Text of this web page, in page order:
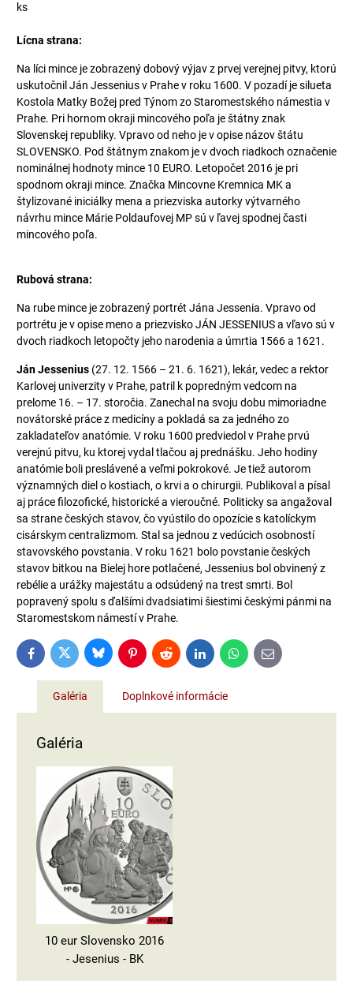
ks
Lícna strana:
Na líci mince je zobrazený dobový výjav z prvej verejnej pitvy, ktorú
uskutočnil Ján Jessenius v Prahe v roku 1600. V pozadí je silueta
Kostola Matky Božej pred Týnom zo Staromestského námestia v
Prahe. Pri hornom okraji mincového poľa je štátny znak
Slovenskej republiky. Vpravo od neho je v opise názov štátu
SLOVENSKO. Pod štátnym znakom je v dvoch riadkoch označenie
nominálnej hodnoty mince 10 EURO. Letopočet 2016 je pri
spodnom okraji mince. Značka Mincovne Kremnica MK a
štylizované iniciálky mena a priezviska autorky výtvarného
návrhu mince Márie Poldaufovej MP sú v ľavej spodnej časti
mincového poľa.
Rubová strana:
Na rube mince je zobrazený portrét Jána Jessenia. Vpravo od
portrétu je v opise meno a priezvisko JÁN JESSENIUS a vľavo sú v
dvoch riadkoch letopočty jeho narodenia a úmrtia 1566 a 1621.
Ján Jessenius (27. 12. 1566 – 21. 6. 1621), lekár, vedec a rektor
Karlovej univerzity v Prahe, patril k popredným vedcom na
prelome 16. – 17. storočia. Zanechal na svoju dobu mimoriadne
novátorské práce z medicíny a pokladá sa za jedného zo
zakladateľov anatómie. V roku 1600 predviedol v Prahe prvú
verejnú pitvu, ku ktorej vydal tlačou aj prednášku. Jeho hodiny
anatómie boli preslávené a veľmi pokrokové. Je tiež autorom
významných diel o kostiach, o krvi a o chirurgii. Publikoval a písal
aj práce filozofické, historické a vieroučné. Politicky sa angažoval
sa strane českých stavov, čo vyústilo do opozície s katolíckym
cisárskym centralizmom. Stal sa jednou z vedúcich osobností
stavovského povstania. V roku 1621 bolo povstanie českých
stavov bitkou na Bielej hore potlačené, Jessenius bol obvinený z
rebélie a urážky majestátu a odsúdený na trest smrti. Bol
popravený spolu s ďalšími dvadsiatimi šiestimi českými pánmi na
Staromestskom námestí v Prahe.
FacebookTwitter BlueskyPinterestReddit LinkedInWhatsApp
E-
mail
Galéria Doplnkové informácie
Galéria
10 eur Slovensko 2016
- Jesenius - BK